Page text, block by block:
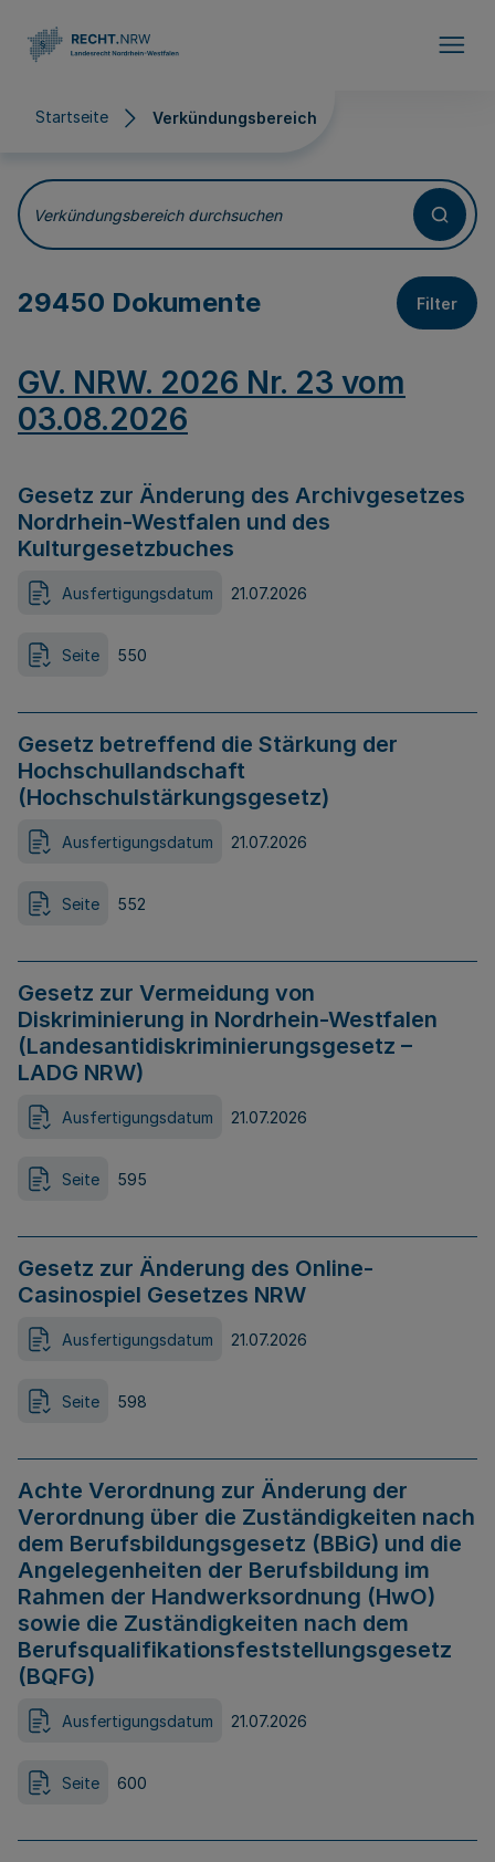
Startseite Verkündungsbereich
Verkündungsbereich
Verkündungsbereich durchsuchen
29450 Dokumente Filter
GV. NRW. 2026 Nr. 23 vom
03.08.2026
Gesetz zur Änderung des Archivgesetzes
Nordrhein-Westfalen und des
Kulturgesetzbuches
Ausfertigungsdatum 21.07.2026
Seite 550
Gesetz betreffend die Stärkung der
Hochschullandschaft
(Hochschulstärkungsgesetz)
Ausfertigungsdatum 21.07.2026
Seite 552
Gesetz zur Vermeidung von
Diskriminierung in Nordrhein-Westfalen
(Landesantidiskriminierungsgesetz –
LADG NRW)
Ausfertigungsdatum 21.07.2026
Seite 595
Gesetz zur Änderung des Online-
Casinospiel Gesetzes NRW
Ausfertigungsdatum 21.07.2026
Seite 598
Achte Verordnung zur Änderung der
Verordnung über die Zuständigkeiten nach
dem Berufsbildungsgesetz (BBiG) und die
Angelegenheiten der Berufsbildung im
Rahmen der Handwerksordnung (HwO)
sowie die Zuständigkeiten nach dem
Berufsqualifikationsfeststellungsgesetz
(BQFG)
Ausfertigungsdatum 21.07.2026
Seite 600